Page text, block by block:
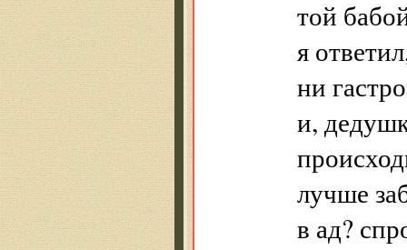
той
я
ни
и,
лучше
в ад?